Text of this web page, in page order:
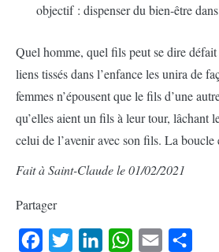
objectif : dispenser du bien-être
Quel homme, quel fils peut se dire
liens tissés dans l’enfance les unira de
femmes n’épousent que le fils d’une
qu’elles aient un fils à leur tour, lâchant
celui de l’avenir avec son fils. La boucle
Fait à Saint-Claude le 01/02/2021
Partager
FacebookTwitter LinkedInWhatsApp
Email